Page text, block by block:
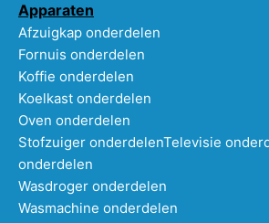
Apparaten
Afzuigkap onderdelen
Fornuis onderdelen
Koffie onderdelen
Koelkast onderdelen
Oven onderdelen
Stofzuiger onderdelenTelevisie
onderdelen
Wasdroger onderdelen
Wasmachine onderdelen